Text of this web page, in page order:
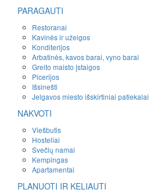
PARAGAUTI
Restoranai
Kavinės ir užeigos
Konditerijos
Arbatinės, kavos barai, vyno barai
Greito maisto įstaigos
Picerijos
Išsinešti
Jelgavos miesto išskirtiniai patiekalai
NAKVOTI
Viešbutis
Hosteliai
Svečių namai
Kempingas
Apartamentai
PLANUOTI IR KELIAUTI